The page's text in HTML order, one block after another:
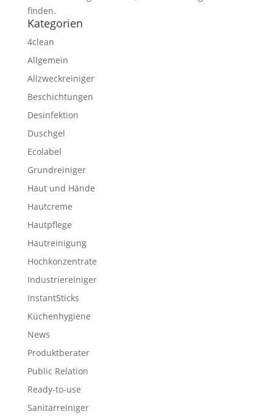
finden.
Kategorien
4clean
Allgemein
Allzweckreiniger
Beschichtungen
Desinfektion
Duschgel
Ecolabel
Grundreiniger
Haut und Hände
Hautcreme
Hautpflege
Hautreinigung
Hochkonzentrate
Industriereiniger
InstantSticks
Küchenhygiene
News
Produktberater
Public Relation
Ready-to-use
Sanitärreiniger